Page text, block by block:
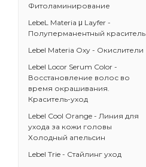
Фитоламинирование
LebeL Materia μ Layfer -
Полуперманентный краситель
Lebel Materia Oxy - Окислители
Lebel Locor Serum Color -
Восстановление волос во
время окрашивания.
Краситель-уход
Lebel Cool Orange - Линия для
ухода за кожи головы
Холодный апельсин
Lebel Trie - Стайлинг уход